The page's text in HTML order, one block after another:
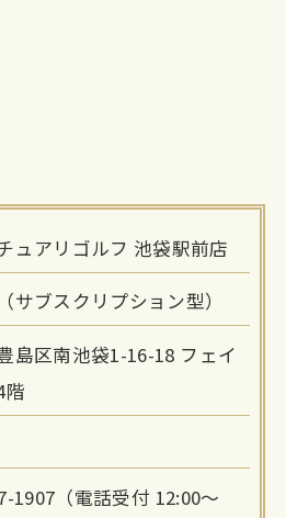
ュアリゴルフ 池袋駅前店
サブスクリプション型）
島区南池袋1-16-18 フェイ
階
1907（電話受付 12:00〜